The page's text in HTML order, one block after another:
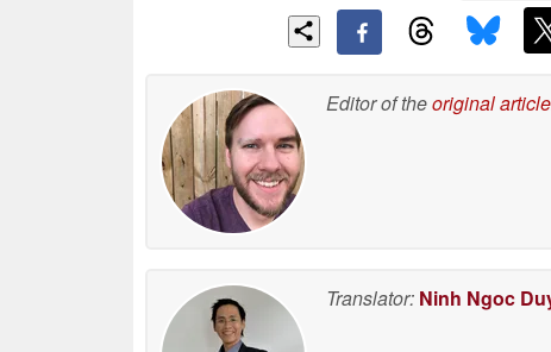
Editor of theoriginal article
Translator: Ninh Ngoc